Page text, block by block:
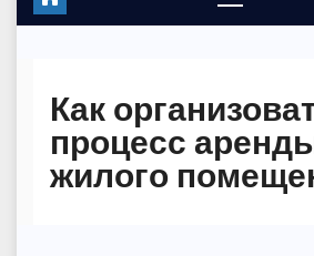
Как
процесс
жилого